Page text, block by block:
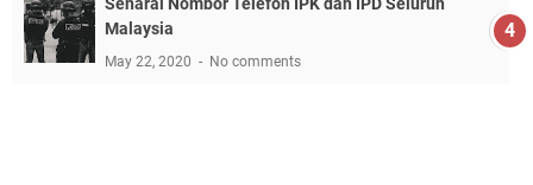
Malaysia
May 22, 2020 No comments